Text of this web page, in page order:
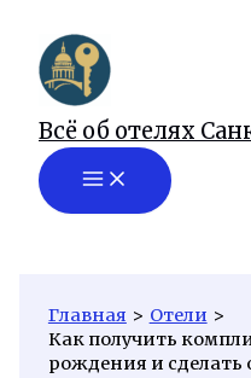
содержимому
Всё об отелях
Главная
Отели
Как получить
рождения и сделать